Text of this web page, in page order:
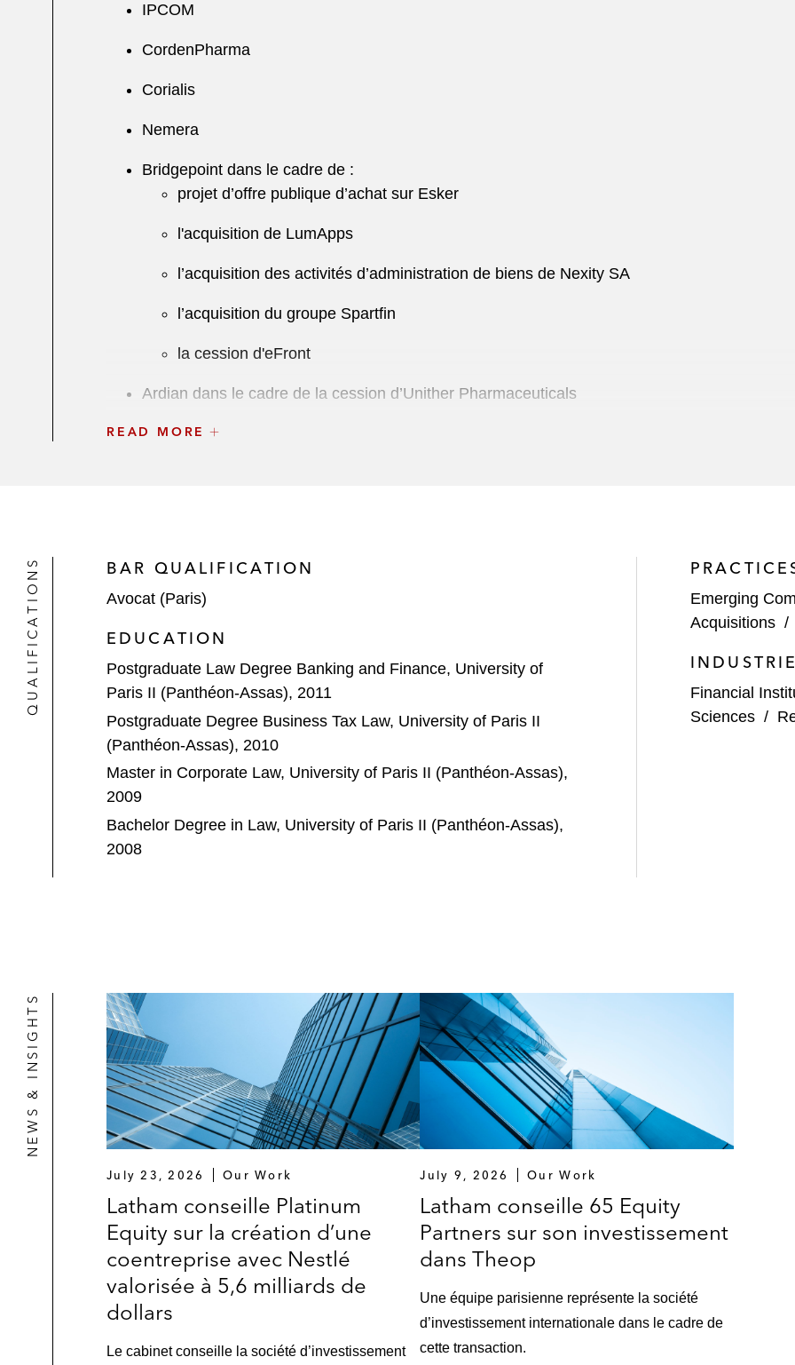
IPCOM
CordenPharma
Corialis
Nemera
Bridgepoint dans le cadre de :
projet d’offre publique d’achat sur Esker
l'acquisition de LumApps
l’acquisition des activités d’administration de biens de Nexity SA
l’acquisition du groupe Spartfin
la cession d'eFront
Ardian dans le cadre de la cession d’Unither Pharmaceuticals
KKR dans le cadre de :
Permira dans le cadre de son investissement minoritaire dans Safti
Solo Group
Biscuit International
Les fondateurs et TA Associates dans le cadre de l’acquisition de Babilou par Antin
Private M&A
Elsan Group dans le cadre de son acquisition du Groupe C2S
Albéa dans le cadre de la cession de l’activité de distribution à Silgan
Burger King dans le cadre de la vente de Quick
Fraikin dans le cadre de l'acquisition de VIA Location
Public M&A
Bridgepoint dans le cadre de son offre publique d'achat sur Esker
Calliditas dans le cadre de l’acquisition d’un bloc de contrôle dans Genkyotex
TechnipFMC dans le cadre de son projet de scission destiné à créer deux leaders
Venture Capital
READ MORE
QUALIFICATIONS BAR QUALIFICATION
Avocat (Paris)
EDUCATION
Postgraduate Law Degree Banking and Finance, University of
Paris II (Panthéon-Assas), 2011
Postgraduate Degree Business Tax Law, University of Paris II
(Panthéon-Assas), 2010
Master in Corporate Law, University of Paris II (Panthéon-Assas),
2009
Bachelor Degree in Law, University of Paris II (Panthéon-Assas),
2008
Emerging
Acquisitions
Financial
Sciences /
NEWS & INSIGHTS
July 23, 2026 Our Work
Latham conseille Platinum
Equity sur la création d’une
coentreprise avec Nestlé
valorisée à 5,6 milliards de
dollars
Le cabinet conseille la société d’investissement
July 9, 2026 Our Work
Latham conseille 65 Equity
Partners sur son investissement
dans Theop
Une équipe parisienne représente la société
d’investissement internationale dans le cadre de
cette transaction.